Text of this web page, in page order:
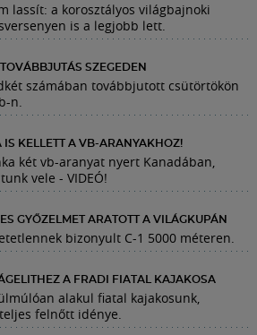
lassít: a korosztályos világbajnoki
is a legjobb lett.
SZEGEDEN
számában továbbjutott csütörtökön
n.
IS KELLETT A VB-ARANYAKHOZ!
két vb-aranyat nyert Kanadában,
vele - VIDEÓ!
GYŐZELMET ARATOTT A VILÁGKUPÁN
bizonyult C-1 5000 méteren.
A FRADI FIATAL KAJAKOSA
alakul fiatal kajakosunk,
felnőtt idénye.